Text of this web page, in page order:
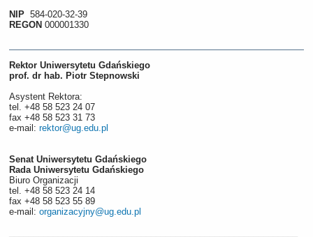
NIP 584-020-32-39
REGON 000001330
Rektor Uniwersytetu Gdańskiego
prof. dr hab. Piotr Stepnowski
Asystent Rektora:
tel. +48 58 523 24 07
fax +48 58 523 31 73
e-mail: rektor@ug.edu.pl
Senat Uniwersytetu Gdańskiego
Rada Uniwersytetu Gdańskiego
Biuro Organizacji
tel. +48 58 523 24 14
fax +48 58 523 55 89
e-mail: organizacyjny@ug.edu.pl